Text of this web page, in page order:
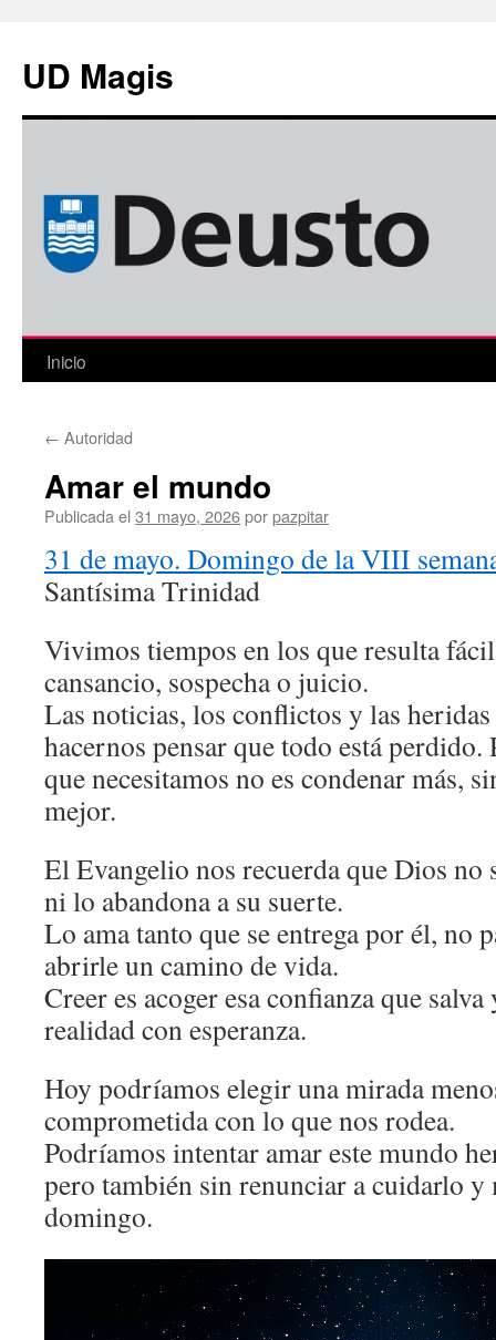
contenido
UD Magis
Inicio
← Autoridad
Amar el mundo
Publicada el 31 mayo, 2026porpazpitar
31 de mayo. Domingo de la VIII
Santísima Trinidad
Vivimos tiempos en los que resulta
cansancio, sospecha o juicio.
Las noticias, los conflictos y las
hacernos pensar que todo está
que necesitamos no es condenar más,
mejor.
El Evangelio nos recuerda que Dios no
ni lo abandona a su suerte.
Lo ama tanto que se entrega por él, no
abrirle un camino de vida.
Creer es acoger esa confianza que
realidad con esperanza.
Hoy podríamos elegir una mirada
comprometida con lo que nos rodea.
Podríamos intentar amar este mundo
pero también sin renunciar a cuidarlo
domingo.